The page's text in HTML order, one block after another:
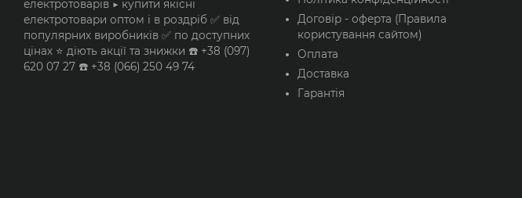
електротоварів ▶️ купити якісні
електротовари оптом і в роздріб ✅ від
популярних виробників ✅ по доступних
цінах ⭐ діють акції та знижки ☎️ +38 (097)
620 07 27 ☎️ +38 (066) 250 49 74
Договір - оферта (Правила
користування сайтом)
Оплата
Доставка
Гарантія